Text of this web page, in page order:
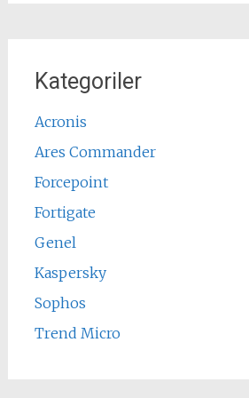
Kategoriler
Acronis
Ares Commander
Forcepoint
Fortigate
Genel
Kaspersky
Sophos
Trend Micro